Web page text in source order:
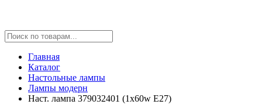
Главная
Каталог
Настольные лампы
Лампы модерн
Наст. лампа 379032401 (1x60w E27)